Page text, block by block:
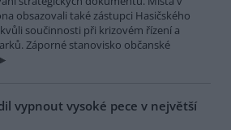
obsazovali také zástupci Hasičského
součinnosti při krizovém řízení a
Záporné stanovisko občanské
vypnout vysoké pece v největší